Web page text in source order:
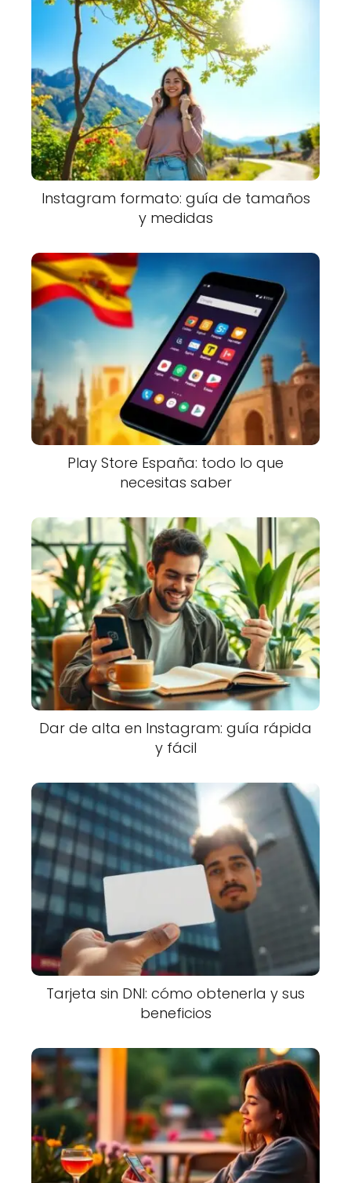
Instagram formato: guía de tamaños
y medidas
Play Store España: todo lo que
necesitas saber
Dar de alta en Instagram: guía rápida
y fácil
Tarjeta sin DNI: cómo obtenerla y sus
beneficios